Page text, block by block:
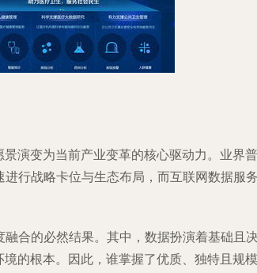
演变为当前产业变革的核心驱动力。业界
战略卡位与生态布局，而互联网数据服
合的必然结果。其中，数据扮演着基础且
的根本。因此，谁掌握了优质、独特且规